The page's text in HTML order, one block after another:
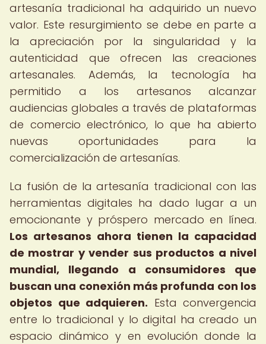
artesanía tradicional ha adquirido un nuevo
valor. Este resurgimiento se debe en parte a
la apreciación por la singularidad y la
autenticidad que ofrecen las creaciones
artesanales. Además, la tecnología ha
permitido a los artesanos alcanzar
audiencias globales a través de plataformas
de comercio electrónico, lo que ha abierto
nuevas oportunidades para la
comercialización de artesanías.
La fusión de la artesanía tradicional con las
herramientas digitales ha dado lugar a un
emocionante y próspero mercado en línea.
Los artesanos ahora tienen la capacidad
de mostrar y vender sus productos a nivel
mundial, llegando a consumidores que
buscan una conexión más profunda con los
objetos que adquieren. Esta convergencia
entre lo tradicional y lo digital ha creado un
espacio dinámico y en evolución donde la